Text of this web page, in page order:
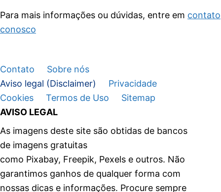
Para mais informações ou dúvidas, entre em contato
conosco
Contato
Sobre nós
Aviso legal (Disclaimer)
Privacidade
Cookies
Termos de Uso
Sitemap
AVISO LEGAL
As imagens deste site são obtidas de bancos
de imagens gratuitas
como Pixabay, Freepik, Pexels e outros. Não
garantimos ganhos de qualquer forma com
nossas dicas e informações. Procure sempre